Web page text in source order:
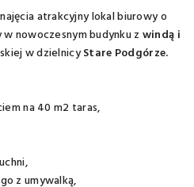
atrakcyjny lokal biurowy o
w nowoczesnym budynku z windą i
w dzielnicyStare Podgórze.
na 40 m2 taras,
z umywalką,